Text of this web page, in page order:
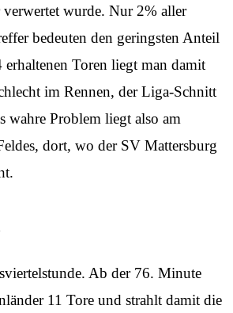
verwertet wurde. Nur 2% aller
bedeuten den geringsten Anteil
Toren liegt man damit
im Rennen, der Liga-Schnitt
wahre Problem liegt also am
dort, wo der SV Mattersburg
Ab der 76. Minute
11 Tore und strahlt damit die